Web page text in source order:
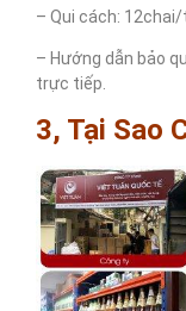
– Qui cách:
– Hướng dẫn bảo
trực tiếp.
3, Tại Sao